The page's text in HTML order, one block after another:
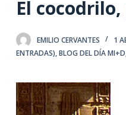
o
n
El
EMILIO CERVANTES 1
ENTRADAS),BLOG DEL DÍA MI+D